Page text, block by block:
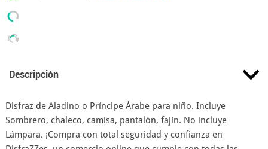
Descripción
Disfraz de Aladino o Príncipe Árabe para niño. Incluye
Sombrero, chaleco, camisa, pantalón, fajín. No incluye
Lámpara. ¡Compra con total seguridad y confianza en